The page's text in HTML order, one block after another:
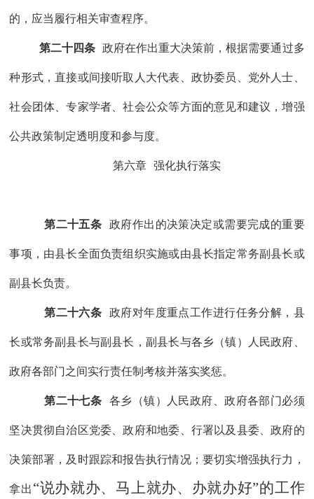
的，应当履行相关审查程序。
第二十四条 政府在作出重大决策前，根据需要通过多
种形式，直接或间接听取人大代表、政协委员、党外人士、
社会团体、专家学者、社会公众等方面的意见和建议，增强
公共政策制定透明度和参与度。
第六章 强化执行落实
第二十五条 政府作出的决策决定或需要完成的重要
事项，由县长全面负责组织实施或由县长指定常务副县长或
副县长负责。
第二十六条 政府对年度重点工作进行任务分解，县
长或常务副县长与副县长，副县长与各乡（镇）人民政府、
政府各部门之间实行责任制考核并落实奖惩。
第二十七条 各乡（镇）人民政府 、政府各部门必须
坚决贯彻自治区党委、政府和地委、行署以及 县委、政府的
决策部署，及时跟踪和报告执行情况；要切实增强执行力，
拿出 “说办就办、马上就办、办就办好”的工作